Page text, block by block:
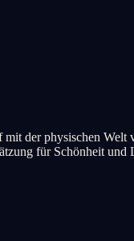
der physischen
für Schönheit und